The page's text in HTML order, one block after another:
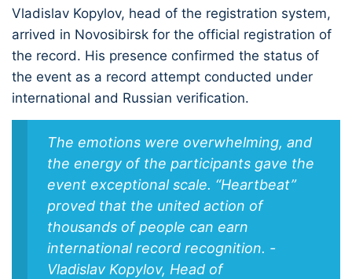
Vladislav Kopylov, head of the registration system,
arrived in Novosibirsk for the official registration of
the record. His presence confirmed the status of
the event as a record attempt conducted under
international and Russian verification.
The emotions were overwhelming, and
the energy of the participants gave the
event exceptional scale. “Heartbeat”
proved that the united action of
thousands of people can earn
international record recognition. -
Vladislav Kopylov, Head of